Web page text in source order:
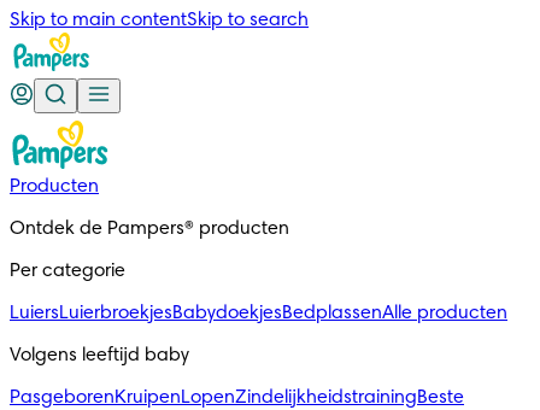
Skip to main contentSkip to search
Producten
Ontdek de Pampers® producten
Per categorie
LuiersLuierbroekjesBabydoekjesBedplassenAlle producten
Volgens leeftijd baby
PasgeborenKruipenLopenZindelijkheidstrainingBeste